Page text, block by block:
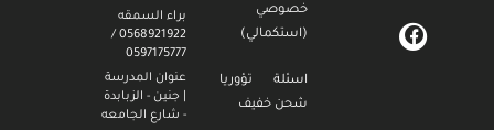
براء السمقه
0568921922 /
0597175777
عنوان المدرسة
| جنين - الزبابدة
- شارع الجامعه
خصوصي
(استكمالي)
اسئلة تؤوريا
شحن خفيف